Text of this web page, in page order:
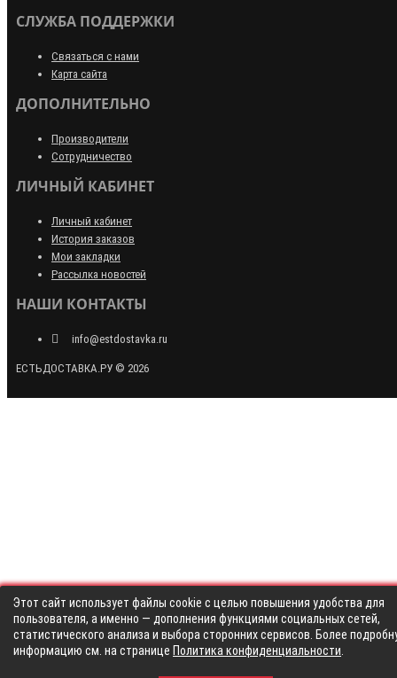
СЛУЖБА ПОДДЕРЖКИ
Связаться с нами
Карта сайта
ДОПОЛНИТЕЛЬНО
Производители
Сотрудничество
ЛИЧНЫЙ КАБИНЕТ
Личный кабинет
История заказов
Мои закладки
Рассылка новостей
НАШИ КОНТАКТЫ
info@estdostavka.ru
ЕСТЬДОСТАВКА.РУ © 2026
Этот сайт использует файлы cookie с целью повышения удобства для
пользователя, а именно — дополнения функциями социальных сетей,
статистического анализа и выбора сторонних сервисов. Более
информацию см. на странице Политика конфиденциальности